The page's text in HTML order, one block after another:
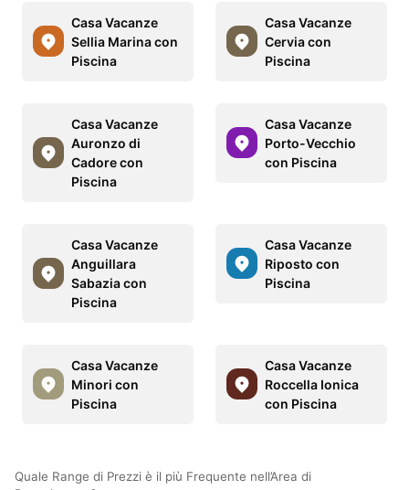
Casa Vacanze
Sellia Marina con
Piscina
Casa Vacanze
Cervia con
Piscina
Casa Vacanze
Auronzo di
Cadore con
Piscina
Casa Vacanze
Porto-Vecchio
con Piscina
Casa Vacanze
Anguillara
Sabazia con
Piscina
Casa Vacanze
Riposto con
Piscina
Casa Vacanze
Minori con
Piscina
Casa Vacanze
Roccella Ionica
con Piscina
Quale Range di Prezzi è il più Frequente nell’Area di